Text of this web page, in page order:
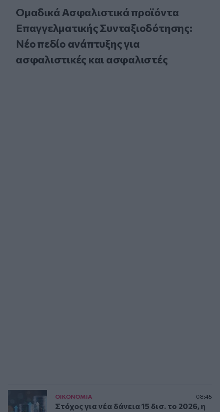
Ομαδικά Ασφαλιστικά προϊόντα
Επαγγελματικής Συνταξιοδότησης:
Νέο πεδίο ανάπτυξης για
ασφαλιστικές και ασφαλιστές
ΟΙΚΟΝΟΜΙΑ 08:45
Στόχος για νέα δάνεια 15 δισ. το 2026, η